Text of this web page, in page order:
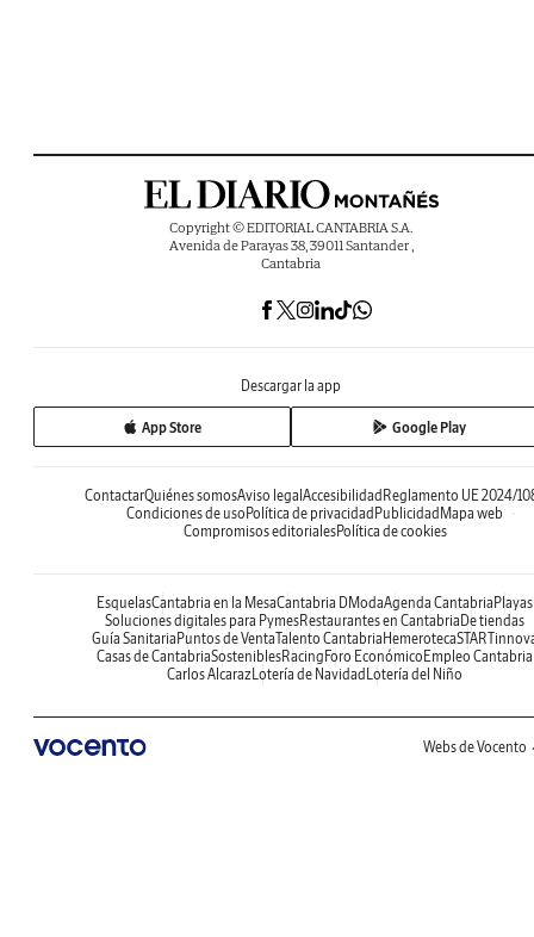
Copyright © EDITORIAL CANTABRIA S.A.
Avenida de Parayas 38, 39011 Santander ,
Cantabria
Descargar la app
App Store Google Play
ContactarQuiénes somosAviso legal Accesibilidad Reglamento UE 2024/
Condiciones de uso Política de privacidad Publicidad Mapa web
Compromisos editorialesPolítica de cookies
EsquelasCantabria en la MesaCantabria DModaAgenda Cantabria Playas
Soluciones digitales para PymesRestaurantes en Cantabria De tiendas
Guía Sanitaria Puntos de VentaTalento Cantabria Hemeroteca
Casas de CantabriaSosteniblesRacing Foro Económico Empleo Cantabria
Carlos AlcarazLotería de Navidad Lotería del Niño
Webs de Vocento